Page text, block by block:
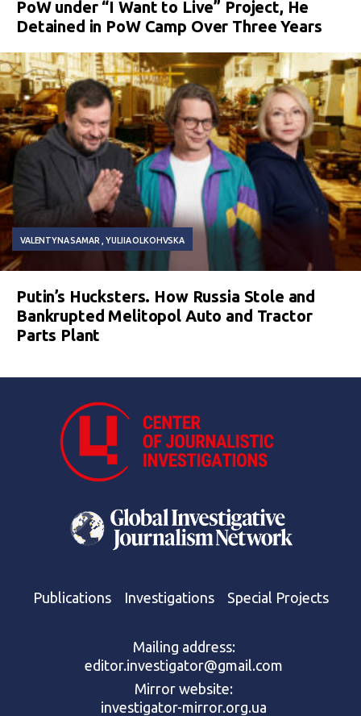
PoW under “I Want to Live” Project, He
Detained in PoW Camp Over Three Years
VALENTYNA SAMAR YULIIA OLKOHVSKA
Putin’s Hucksters. How Russia Stole and
Bankrupted Melitopol Auto and Tractor
Parts Plant
Publications Investigations Special Projects
Mailing address:
editor.investigator@gmail.com
Mirror website:
investigator-mirror.org.ua